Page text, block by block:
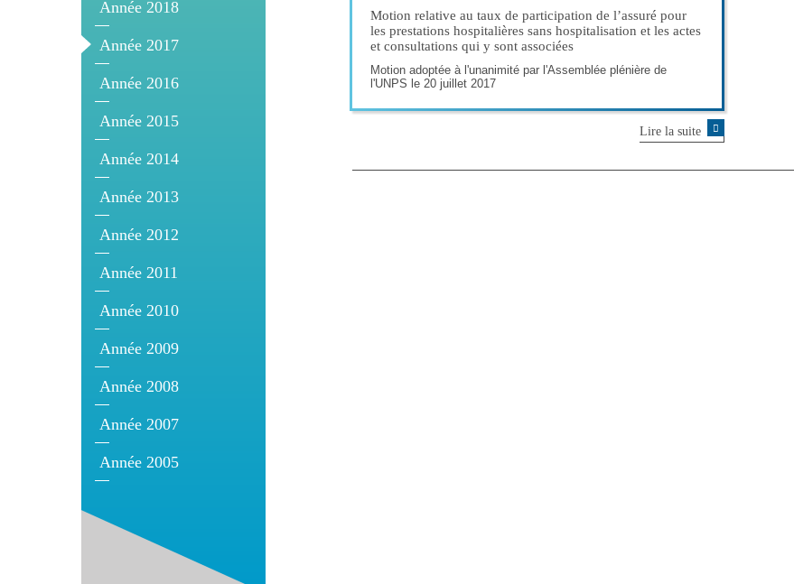
Année 2018
Année 2017
Année 2016
Année 2015
Année 2014
Année 2013
Année 2012
Année 2011
Année 2010
Année 2009
Année 2008
Année 2007
Année 2005
Motion relative au taux de participation de l’assuré pour
les prestations hospitalières sans hospitalisation et les actes
et consultations qui y sont associées
Motion adoptée à l'unanimité par l'Assemblée plénière de
l'UNPS le 20 juillet 2017
Lire la suite